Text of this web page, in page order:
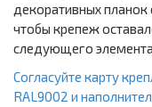
декоративных планок
чтобы крепеж
следующего
Согласуйте карту
RAL9002 и